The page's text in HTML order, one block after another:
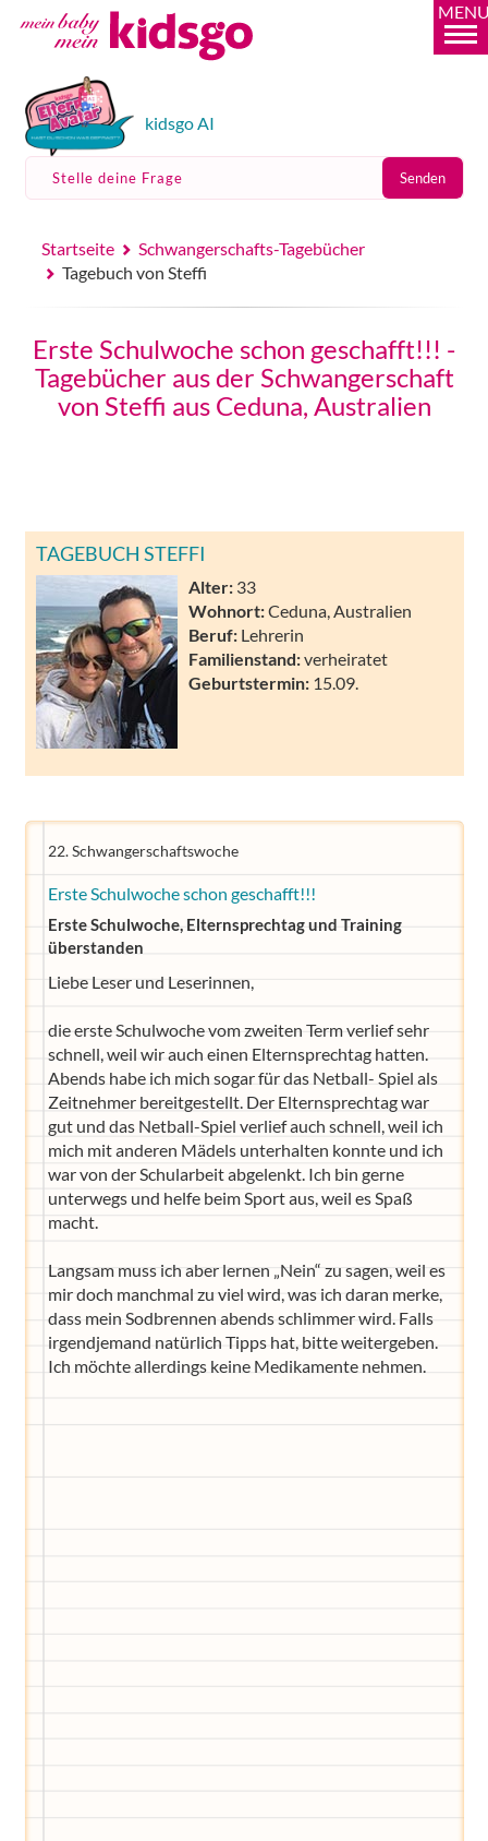
kidsgo AI
Stelle deine Frage Senden
Startseite
Schwangerschafts-Tagebücher
Tagebuch von Steffi
Erste Schulwoche schon geschafft!!! -
Tagebücher aus der Schwangerschaft
von Steffi aus Ceduna, Australien
TAGEBUCH STEFFI
Alter: 33
Wohnort:Ceduna, Australien
Beruf: Lehrerin
Familienstand:verheiratet
Geburtstermin: 15.09.
22. Schwangerschaftswoche
Erste Schulwoche schon geschafft!!!
Erste Schulwoche, Elternsprechtag und Training
überstanden
Liebe Leser und Leserinnen,
die erste Schulwoche vom zweiten Term verlief sehr
schnell, weil wir auch einen Elternsprechtag hatten.
Abends habe ich mich sogar für das Netball- Spiel als
Zeitnehmer bereitgestellt. Der Elternsprechtag war
gut und das Netball-Spiel verlief auch schnell, weil ich
mich mit anderen Mädels unterhalten konnte und ich
war von der Schularbeit abgelenkt. Ich bin gerne
unterwegs und helfe beim Sport aus, weil es Spaß
macht.
Langsam muss ich aber lernen „Nein“ zu sagen, weil es
mir doch manchmal zu viel wird, was ich daran merke,
dass mein Sodbrennen abends schlimmer wird. Falls
irgendjemand natürlich Tipps hat, bitte weitergeben.
Ich möchte allerdings keine Medikamente nehmen.